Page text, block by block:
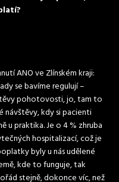
ANO ve Zlínském kraji:
se bavíme regulují –
pohotovosti, jo, tam to
návštěvy, kdy si pacienti
u praktika. Je o 4 % zhruba
hospitalizací, což je
byly u nás udělené
kde to funguje, tak
stejně, dokonce víc, než